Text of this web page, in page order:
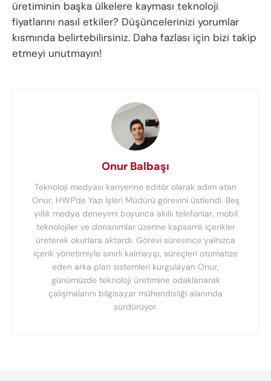
üretiminin başka ülkelere kayması teknoloji
fiyatlarını nasıl etkiler? Düşüncelerinizi yorumlar
kısmında belirtebilirsiniz. Daha fazlası için bizi takip
etmeyi unutmayın!
Onur Balbaşı
Teknoloji medyası kariyerine editör olarak adım atan
Onur, HWP'de Yazı İşleri Müdürü görevini üstlendi. Beş
yıllık medya deneyimi boyunca akıllı telefonlar, mobil
teknolojiler ve donanımlar üzerine kapsamlı içerikler
üreterek okurlara aktardı. Görevi süresince yalnızca
içerik yönetimiyle sınırlı kalmayıp, süreçleri otomatize
eden arka plan sistemleri kurgulayan Onur,
günümüzde teknoloji üretimine odaklanarak
çalışmalarını bilgisayar mühendisliği alanında
sürdürüyor.